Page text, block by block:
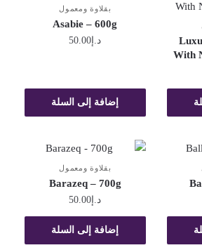
With
بقلاوة ومعمول
Asabie – 600g
د.إ 50.00
إضافة إلى السلة
بقلاوة ومعمول
Barazeq – 700g
د.إ50.00
إضافة إلى السلة